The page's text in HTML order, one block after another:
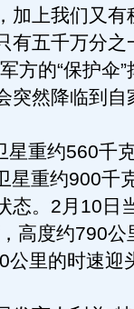
加上我们又有
有五千万分之
方的“保护伞
突然降临到自
重约560千
星重约900千
态。2月10日
高度约790公
公里的时速迎